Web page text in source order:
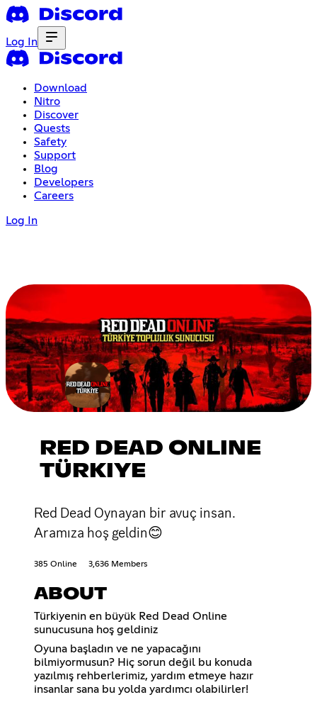
Log In
Download
Nitro
Discover
Quests
Safety
Support
Blog
Developers
Careers
Log In
RED DEAD ONLINE
TÜRKIYE
Red Dead Oynayan bir avuç insan.
Aramıza hoş geldin😊
385 Online 3,636 Members
ABOUT
Türkiyenin en büyük Red Dead Online
sunucusuna hoş geldiniz
Oyuna başladın ve ne yapacağını
bilmiyormusun? Hiç sorun değil bu konuda
yazılmış rehberlerimiz, yardım etmeye hazır
insanlar sana bu yolda yardımcı olabilirler!